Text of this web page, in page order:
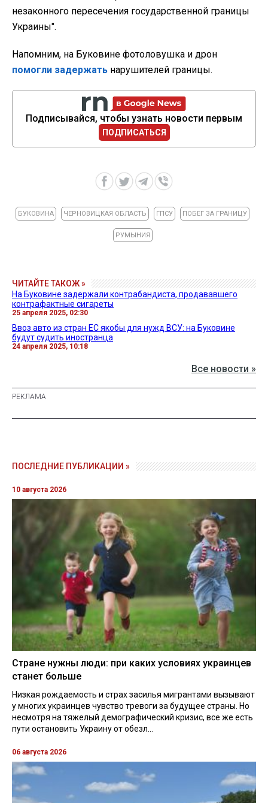
незаконного пересечения государственной границы
Украины".
Напомним, на Буковине фотоловушка и дрон
помогли задержать нарушителей границы.
Подписывайся, чтобы узнать новости первым
ПОДПИСАТЬСЯ
БУКОВИНА ЧЕРНОВИЦКАЯ ОБЛАСТЬ ГПСУ ПОБЕГ ЗА ГРАНИЦУ
РУМЫНИЯ
ЧИТАЙТЕ ТАКОЖ »
На Буковине задержали контрабандиста, продававшего
контрафактные сигареты
25 апреля 2025, 02:30
Ввоз авто из стран ЕС якобы для нужд ВСУ: на Буковине
будут судить иностранца
24 апреля 2025, 10:18
Все новости »
ПОСЛЕДНИЕ ПУБЛИКАЦИИ »
10 августа 2026
Стране нужны люди: при каких условиях украинцев
станет больше
Низкая рождаемость и страх засилья мигрантами вызывают
у многих украинцев чувство тревоги за будущее страны. Но
несмотря на тяжелый демографический кризис, все же есть
пути остановить Украину от обезл...
06 августа 2026